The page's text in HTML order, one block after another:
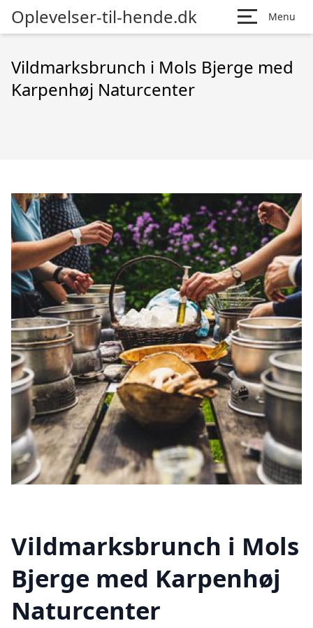
Oplevelser-til-hende.dk Menu
Vildmarksbrunch i Mols Bjerge med
Karpenhøj Naturcenter
Vildmarksbrunch i Mols
Bjerge med Karpenhøj
Naturcenter